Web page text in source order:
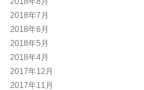
2018年7月
2018年6月
2018年5月
2018年4月
2017年12月
2017年11月